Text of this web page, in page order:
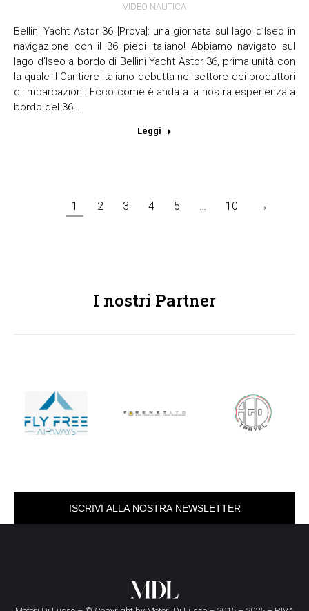
VIDEO NAUTICA
Bellini Yacht Astor 36 [Prova]: una giornata sul lago d’Iseo in
navigazione con il 36 piedi italiano! Abbiamo navigato sul
lago d’Iseo a bordo di Bellini Yacht Astor 36, prima unità con
la quale il Cantiere italiano debutta nel settore dei produttori
di imbarcazioni. Ecco come è andata la nostra esperienza a
bordo del 36…
Leggi
1 2 3 4 5 … 10 →
I nostri Partner
ISCRIVI ALLA NOSTRA NEWSLETTER